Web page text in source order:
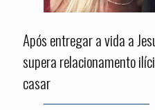
Após entregar a vida a
supera relacionamento
casar